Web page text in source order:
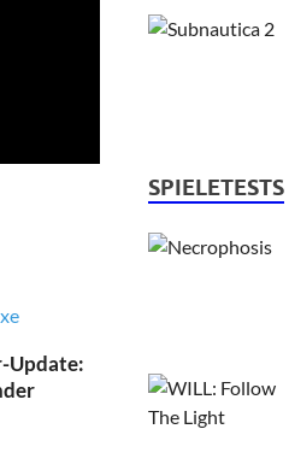
Update:
SPIELETESTS